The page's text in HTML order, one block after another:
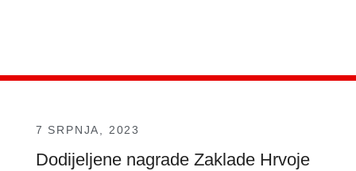
7 SRPNJA, 2023
Dodijeljene nagrade Zaklade Hrvoje